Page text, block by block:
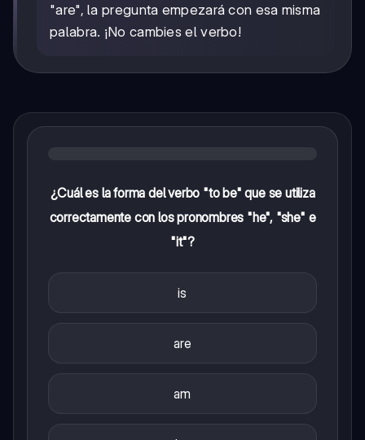
"are", la pregunta empezará con esa misma
palabra. ¡No cambies el verbo!
¿Cuál es la forma del verbo "to be" que se utiliza
correctamente con los pronombres "he", "she" e
"it"?
is
are
am